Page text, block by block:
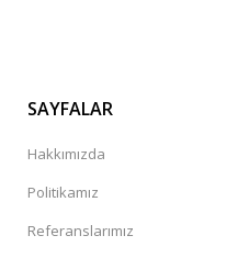
SAYFALAR
Hakkımızda
Politikamız
Referanslarımız